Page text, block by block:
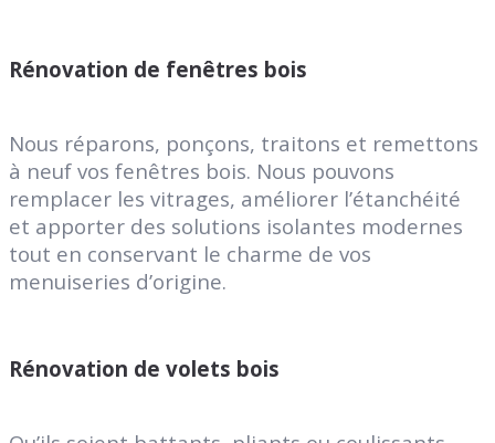
Rénovation de fenêtres bois
Nous réparons, ponçons, traitons et remettons
à neuf vos fenêtres bois. Nous pouvons
remplacer les vitrages, améliorer l’étanchéité
et apporter des solutions isolantes modernes
tout en conservant le charme de vos
menuiseries d’origine.
Rénovation de volets bois